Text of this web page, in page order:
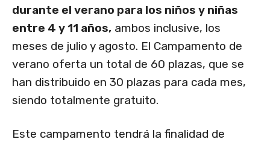
durante el verano para los niños y niñas
entre 4 y 11 años, ambos inclusive, los
meses de julio y agosto. El Campamento de
verano oferta un total de 60 plazas, que se
han distribuido en 30 plazas para cada mes,
siendo totalmente gratuito.
Este campamento tendrá la finalidad de